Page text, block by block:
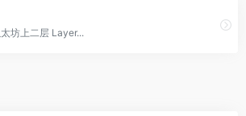
坊上二层 Layer...